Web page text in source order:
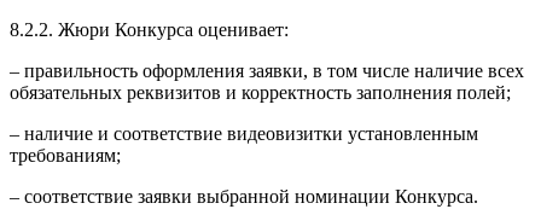
8.2.2. Жюри Конкурса оценивает:
– правильность оформления заявки, в том числе наличие всех
обязательных реквизитов и корректность заполнения полей;
– наличие и соответствие видеовизитки установленным
требованиям;
– соответствие заявки выбранной номинации Конкурса.